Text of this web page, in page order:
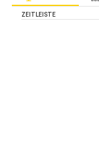
ZEITLEISTE